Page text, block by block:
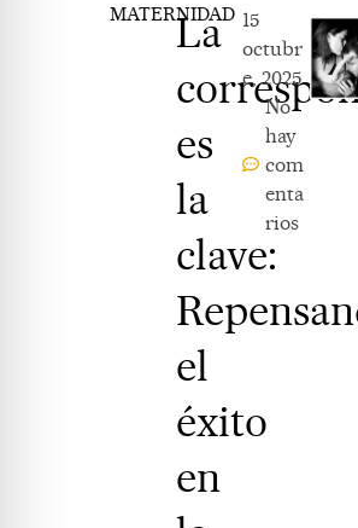
MATERNIDAD
La
es
la
clave:
el
éxito
en
15
octubr
e, 2025
No
hay
com
enta
rios